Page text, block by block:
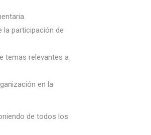
la participación de
temas relevantes a
en la
de todos los